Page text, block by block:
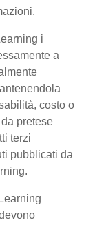
i
a
costo o
pretese
terzi
pubblicati da